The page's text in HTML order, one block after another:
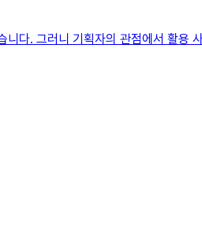
다. 그러니 기획자의 관점에서 활용